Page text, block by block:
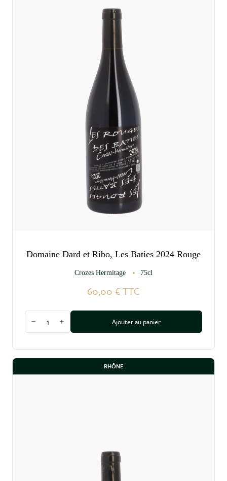
Domaine Dard et Ribo, Les Baties 2024 Rouge
Crozes Hermitage 75cl
60,00 €TTC
Diminuer la quantité
Augmenter la quantitéAjouter au panier
RHÔNE